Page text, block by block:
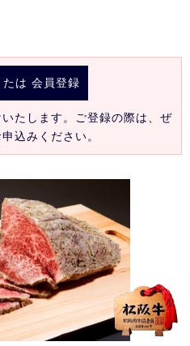
たは 会員登録
たします。ご登録の際は、ぜ
込みください。